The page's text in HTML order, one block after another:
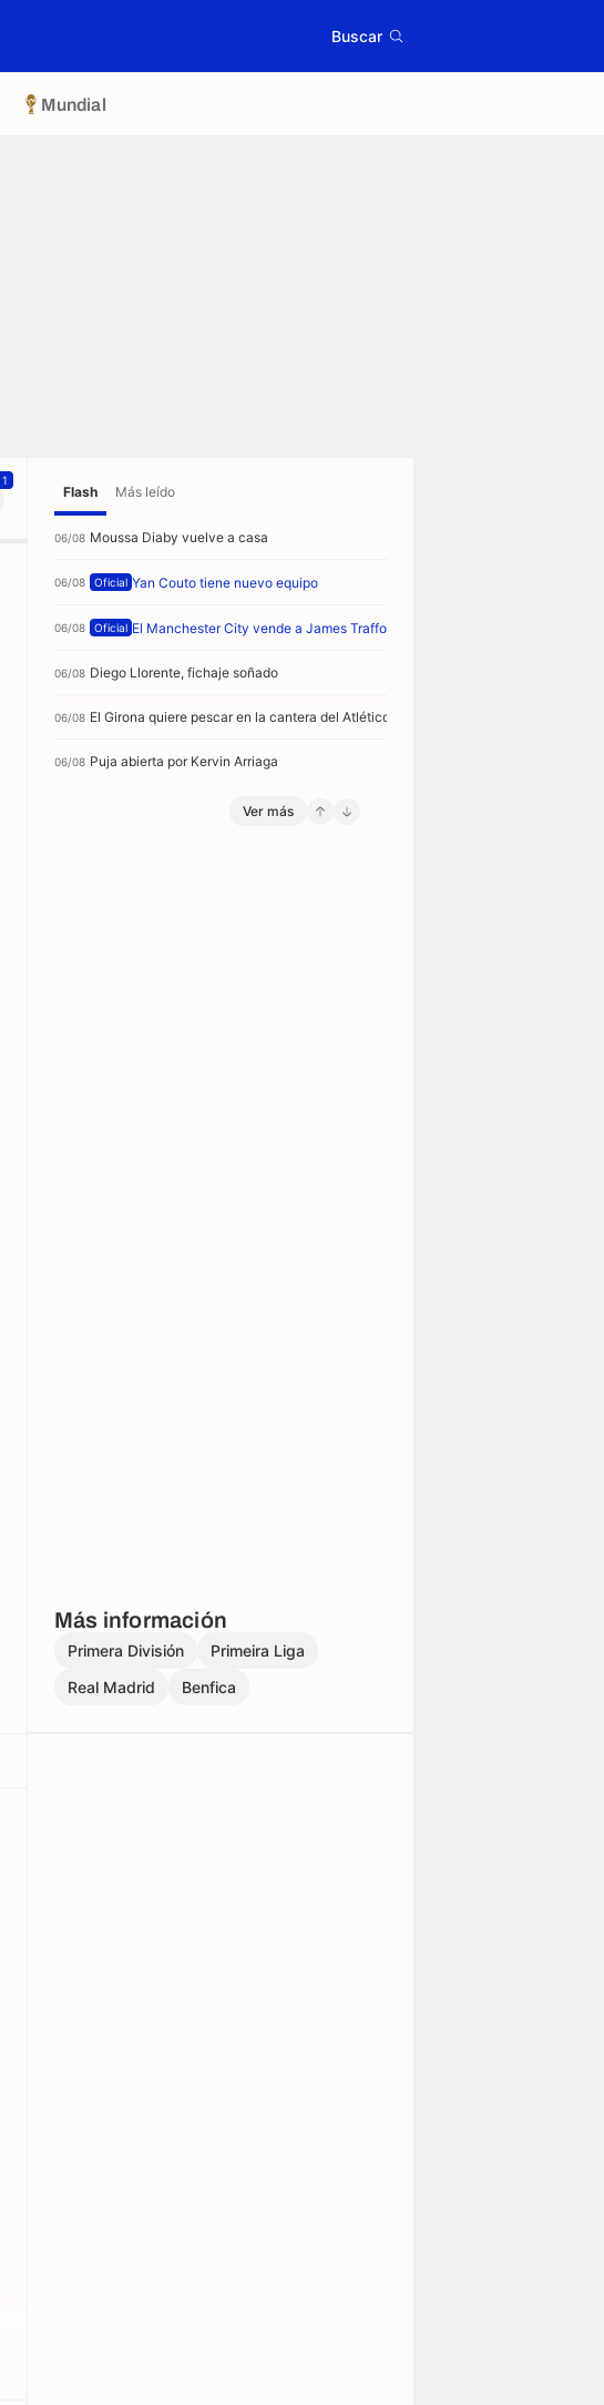
Buscar
Mundial
1
Flash Más leído
06/08 Moussa Diaby vuelve a casa
06/08 Oficial Yan Couto tiene nuevo equipo
06/08 Oficial El Manchester City vende a James Trafford por 47 millones
06/08 Diego Llorente, fichaje soñado
06/08 El Girona quiere pescar en la cantera del Atlético de Madrid
06/08 Puja abierta por Kervin Arriaga
Ver más
Más información
Primera División
Primeira Liga
Real Madrid
Benfica